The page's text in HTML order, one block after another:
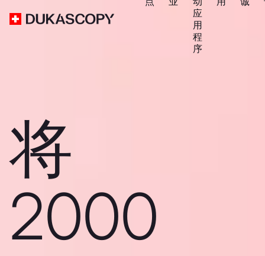
应
用
程
序
将
2000